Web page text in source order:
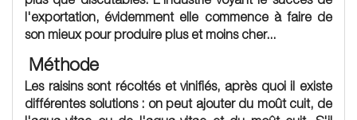
l'exportation, évidemment elle commence à faire de
son mieux pour produire plus et moins cher...
Méthode
Les raisins sont récoltés et vinifiés, après quoi il existe
différentes solutions : on peut ajouter du moût cuit, de